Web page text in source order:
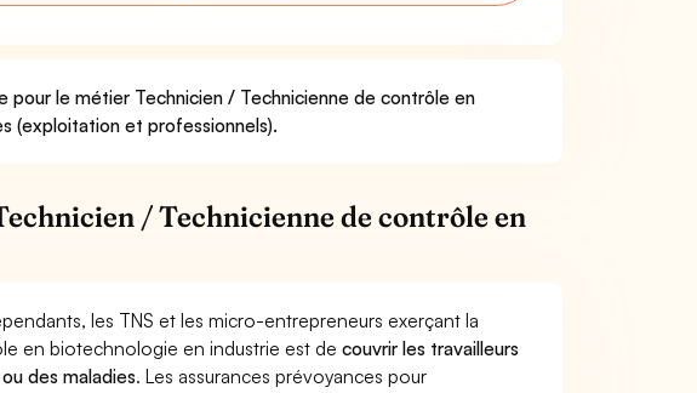
pour le métier Technicien / Technicienne de contrôle en
(exploitation et professionnels).
/ Technicienne de contrôle en
les TNS et les micro-entrepreneurs exerçant la
en biotechnologie en industrie est decouvrir les travailleurs
des maladies. Les assurances prévoyances pour